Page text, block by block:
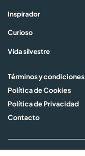
Inspirador
Curioso
Vida silvestre
Términos y condiciones
Política de Cookies
Política de Privacidad
Contacto